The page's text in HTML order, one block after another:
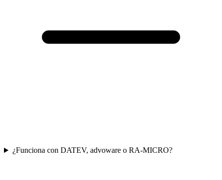
¿Funciona con DATEV, advoware o RA-MICRO?